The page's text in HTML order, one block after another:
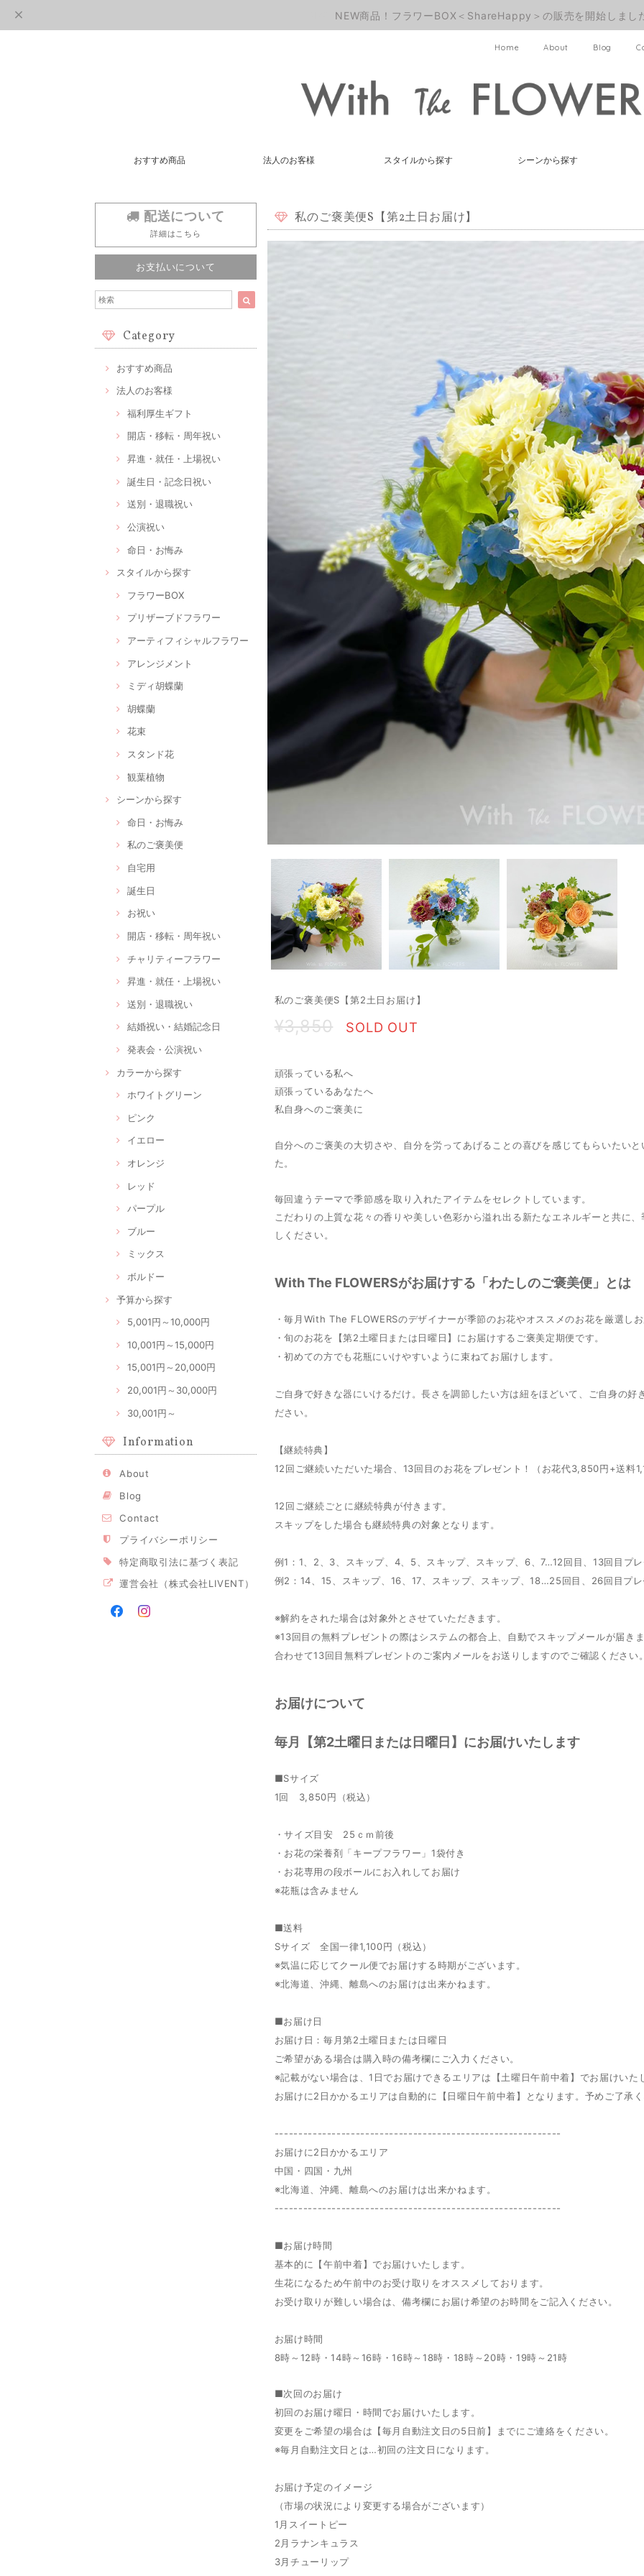
NEW商品！フラワーBOX＜ShareHappy＞の販売を開始しまし
Home About Blog
おすすめ商品 法人のお客様 スタイルから探す シーンから探す
配送について
詳細はこちら
お支払いについて
Category
おすすめ商品
法人のお客様
福利厚生ギフト
開店・移転・周年祝い
昇進・就任・上場祝い
誕生日・記念日祝い
送別・退職祝い
公演祝い
命日・お悔み
スタイルから探す
フラワーBOX
プリザーブドフラワー
アーティフィシャルフラワー
アレンジメント
ミディ胡蝶蘭
胡蝶蘭
花束
スタンド花
観葉植物
シーンから探す
命日・お悔み
私のご褒美便
自宅用
誕生日
お祝い
開店・移転・周年祝い
チャリティーフラワー
昇進・就任・上場祝い
送別・退職祝い
結婚祝い・結婚記念日
発表会・公演祝い
カラーから探す
ホワイトグリーン
ピンク
イエロー
オレンジ
レッド
パープル
ブルー
ミックス
ボルドー
予算から探す
5,001円～10,000円
10,001円～15,000円
15,001円～20,000円
20,001円～30,000円
30,001円～
Information
About
Blog
Contact
プライバシーポリシー
特定商取引法に基づく表記
運営会社（株式会社LIVENT）
私のご褒美便S【第2土日お届け】
私のご褒美便S【第2土日お届け】
¥3,850 SOLD OUT
頑張っている私へ
頑張っているあなたへ
私自身へのご褒美に
自分へのご褒美の大切さや、自分を労ってあげることの喜びを感じてもらいたい
た。
毎回違うテーマで季節感を取り入れたアイテムをセレクトしています。
こだわりの上質な花々の香りや美しい色彩から溢れ出る新たなエネルギーと共に
しください。
With The FLOWERSがお届けする「わたしのご褒美便」とは
・毎月With The FLOWERSのデザイナーが季節のお花やオススメのお花を厳選しお
・旬のお花を【第2土曜日または日曜日】にお届けするご褒美定期便です。
・初めての方でも花瓶にいけやすいように束ねてお届けします。​​
ご自身で好きな器にいけるだけ。長さを調節したい方は紐をほどいて、ご自身の好
ださい。
【継続特典】
12回ご継続いただいた場合、13回目のお花をプレゼント！（お花代3,850円+送料
12回ご継続ごとに継続特典が付きます。
スキップをした場合も継続特典の対象となります。
例1：1、2、3、スキップ、4、5、スキップ、スキップ、6、7…12回目、13回目プレ
例2：14、15、スキップ、16、17、スキップ、スキップ、18…25回目、26回目プレ
※解約をされた場合は対象外とさせていただきます。
※13回目の無料プレゼントの際はシステムの都合上、自動でスキップメールが届きま
合わせて13回目無料プレゼントのご案内メールをお送りしますのでご確認ください。
お届けについて
毎月【第2土曜日または日曜日】にお届けいたします
■Sサイズ
1回 3,850円（税込）
・サイズ目安 25ｃｍ前後
・お花の栄養剤「キープフラワー」1袋付き
・お花専用の段ボールにお入れしてお届け
※花瓶は含みません
■送料
Sサイズ 全国一律1,100円（税込）
※気温に応じてクール便でお届けする時期がございます。
※北海道、沖縄、離島へのお届けは出来かねます。​
■お届け日
お届け日：毎月第2土曜日または日曜日
ご希望がある場合は購入時の備考欄にご入力ください。
※記載がない場合は、1日でお届けできるエリアは【土曜日午前中着】でお届けいた
お届けに2日かかるエリアは自動的に【日曜日午前中着】となります。予めご了承く
------------------------------------------------------------
お届けに2日かかるエリア
中国・四国・九州
※北海道、沖縄、離島へのお届けは出来かねます。​
------------------------------------------------------------
■お届け時間
基本的に【午前中着】でお届けいたします。
生花になるため午前中のお受け取りをオススメしております。
お受け取りが難しい場合は、備考欄にお届け希望のお時間をご記入ください。
お届け時間
8時～12時・14時～16時・16時～18時・18時～20時・19時～21時
■次回のお届け
初回のお届け曜日・時間でお届けいたします。
変更をご希望の場合は【毎月自動注文日の5日前】までにご連絡をください。
※毎月自動注文日とは…初回の注文日になります。
お届け予定のイメージ
（市場の状況により変更する場合がございます）
1月スイートピー
2月ラナンキュラス
3月チューリップ